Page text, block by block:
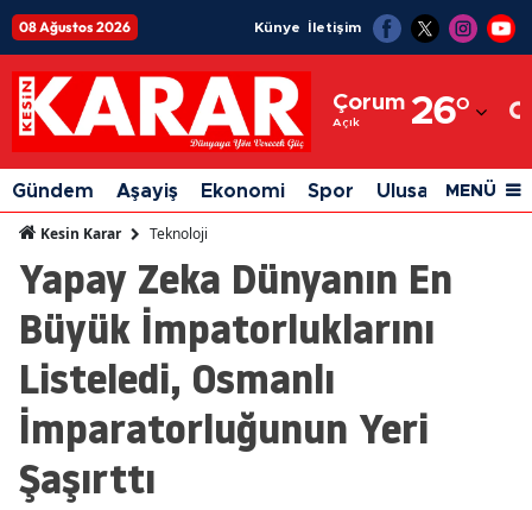
08 Ağustos 2026 Künye İletişim
Çorum
Açık 26°
Adıyaman
Afyonkarahisar
Ağrı
Amasya
Artvin
Gündem Aşayiş Ekonomi Spor Ulusal Siyaset
MENÜ
Kesin Karar Teknoloji
Yapay Zeka Dünyanın En
Büyük İmpatorluklarını
Listeledi, Osmanlı
İmparatorluğunun Yeri
Şaşırttı